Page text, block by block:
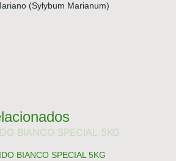
(Sylybum Marianum)
BIANCO SPECIAL 5KG